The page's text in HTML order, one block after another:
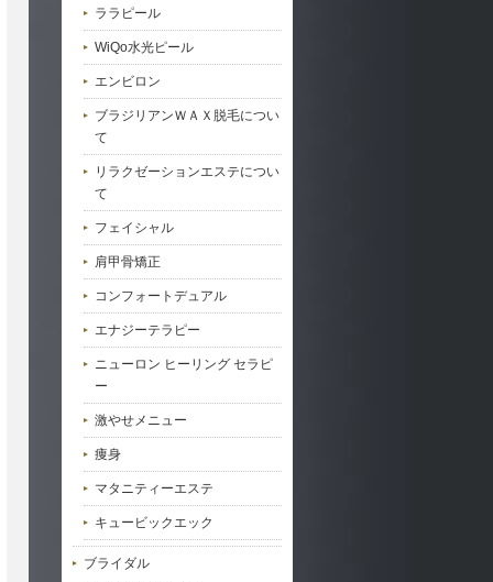
ララピール
WiQo水光ピール
エンビロン
ブラジリアンＷＡＸ脱毛につい
て
リラクゼーションエステについ
て
フェイシャル
肩甲骨矯正
コンフォートデュアル
エナジーテラピー
ニューロン ヒーリング セラピ
ー
激やせメニュー
痩身
マタニティーエステ
キュービックエック
ブライダル